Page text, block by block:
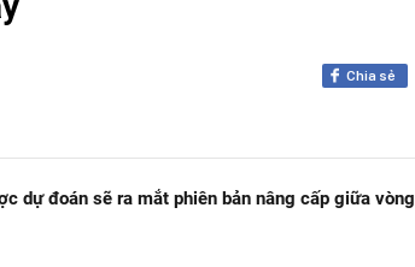
Chia sẻ
dự đoán sẽ ra mắt phiên bản nâng cấp giữa vòng